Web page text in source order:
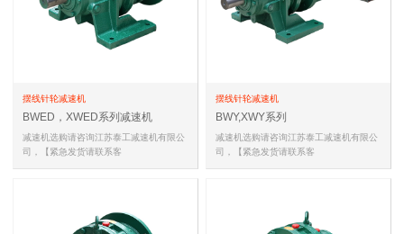
摆线针轮减速机
BWED，XWED系列减速机
减速机选购请咨询江苏泰工减速机有限公
司，【紧急发货请联系客
摆线针轮减速机
BWY,XWY系列
减速机选购请咨询江苏泰工减速机有限公
司，【紧急发货请联系客